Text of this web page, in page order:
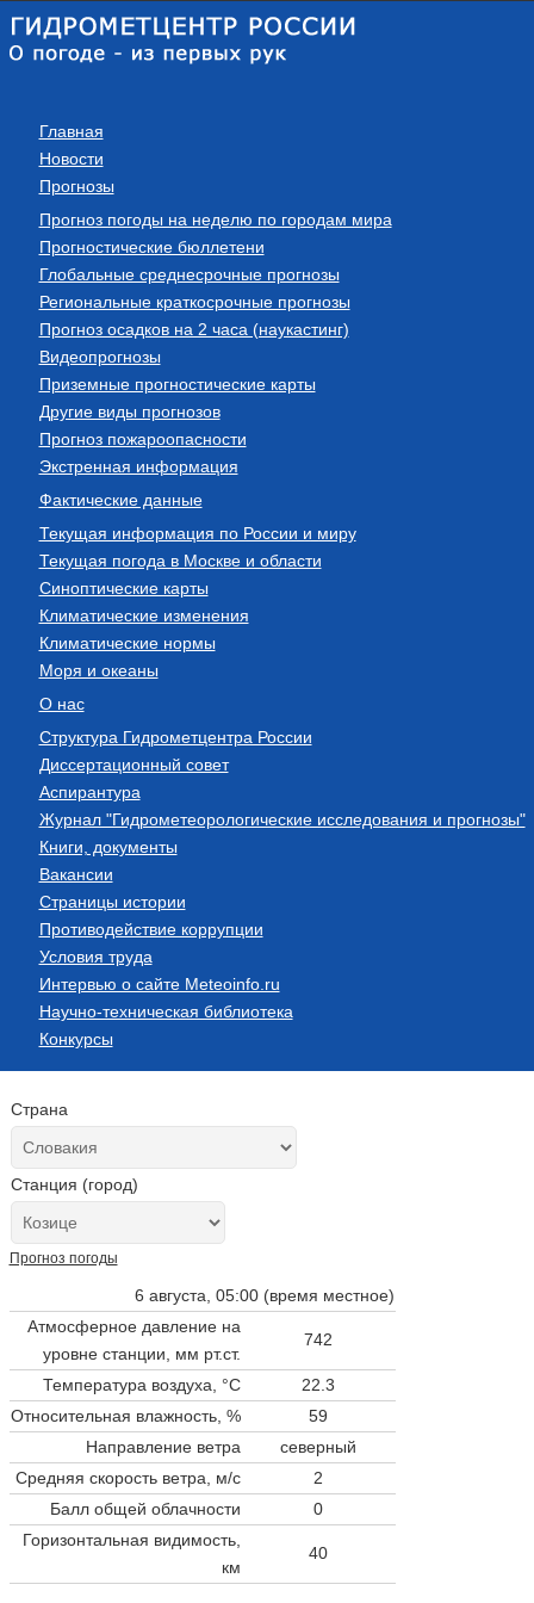
Главная
Новости
Прогнозы
Прогноз погоды на неделю по городам мира
Прогностические бюллетени
Глобальные среднесрочные прогнозы
Региональные краткосрочные прогнозы
Прогноз осадков на 2 часа (наукастинг)
Видеопрогнозы
Приземные прогностические карты
Другие виды прогнозов
Прогноз пожароопасности
Экстренная информация
Фактические данные
Текущая информация по России и миру
Текущая погода в Москве и области
Синоптические карты
Климатические изменения
Климатические нормы
Моря и океаны
О нас
Структура Гидрометцентра России
Диссертационный совет
Аспирантура
Журнал "Гидрометеорологические исследования и прогнозы"
Книги, документы
Вакансии
Страницы истории
Противодействие коррупции
Условия труда
Интервью о сайте Meteoinfo.ru
Научно-техническая библиотека
Конкурсы
Страна
Станция (город)
Прогноз погоды
6 августа, 05:00 (время местное)
Атмосферное давление на
уровне станции, мм рт.ст.
742
Температура воздуха, °C
22.3
Относительная влажность, %
59
Направление ветра
северный
Средняя скорость ветра, м/с
2
Балл общей облачности
0
Горизонтальная видимость,
км
40